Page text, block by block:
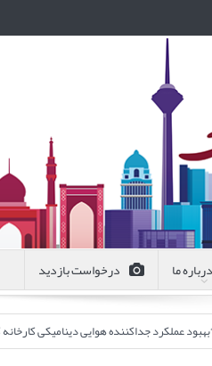
درباره ما درخواست بازدید
“بهبود عملکرد جداکننده هوایی دینامیکی